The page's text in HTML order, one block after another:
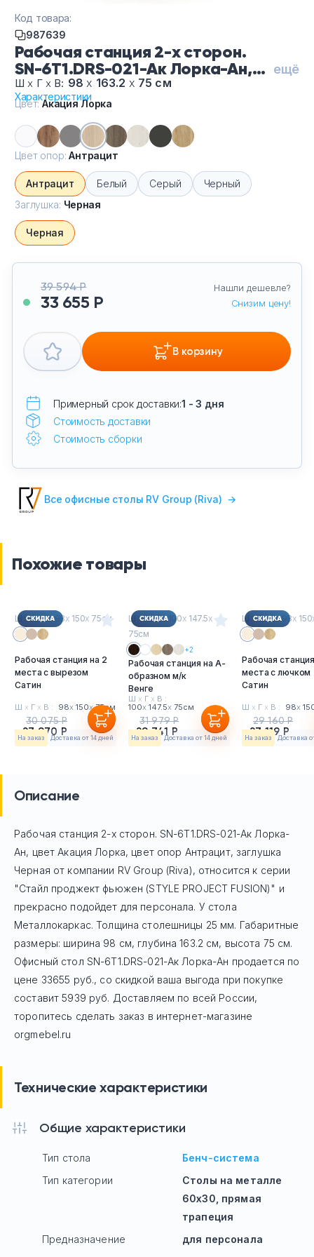
Рабочая станция 2-х сторон.
SN-6T1.DRS-021-Ак Лорка-Ан,
цвет Акация Лорка, цвет опор
Антрацит, заглушка Черная
ещё
Шх Г х В: 98х 163.2 х 75 см
Характеристики
Код товара:
987639
39 594 Р
33 655 Р
Нашли дешевле?
Снизим цену!
В корзину
Примерный срок доставки:1 - 3 дня
Стоимость доставки
Стоимость сборки
Цвет:Акация Лорка
Цвет опор:Антрацит
Антрацит Белый Серый
Черный
Заглушка: Черная
Черная
Все офисные столы RV Group (Riva) →
Похожие товары
Ш хГхВ : 98х 150х 75см
Рабочая станция на 2
места с вырезом
Сатин
Ш х Г х В : 98х 150х75см
27 970 Р
30 075 Р
На заказ Доставка от 14 дней
Ш хГхВ : 100х 147.5х
75см
+2
Рабочая станция на А-
образном м/к
Венге
Ш х Г х В :
100х 147.5х 75см
29 741 Р
31 979 Р
На заказ Доставка от 14 дней
Ш хГхВ : 98х 150
Рабочая
места с лючком
Сатин
Ш х Г х В : 98х
27 119 Р
29 160 Р
На заказ Доставка
Описание
Рабочая станция 2-х сторон. SN-6T1.DRS-021-Ак Лорка-
Ан, цвет Акация Лорка, цвет опор Антрацит, заглушка
Черная от компании RV Group (Riva), относится к серии
"Стайл проджект фьюжен (STYLE PROJECT FUSION)" и
прекрасно подойдет для персонала. У стола
Mеталлокаркас. Толщина столешницы 25 мм. Габаритные
размеры: ширина 98 см, глубина 163.2 см, высота 75 см.
Офисный стол SN-6T1.DRS-021-Ак Лорка-Ан продается по
цене 33655 руб., со скидкой ваша выгода при покупке
составит 5939 руб. Доставляем по всей России,
торопитесь сделать заказ в интернет-магазине
orgmebel.ru
Технические характеристики
Общие характеристики
Тип стола
Бенч-система
Тип категории
Столы на металле
60х30, прямая
трапеция
Предназначение
для персонала
Офисные шкафы
Офисные диваны
Сейфы и металлическая мебель
Обеденная зона
Искусственные растения